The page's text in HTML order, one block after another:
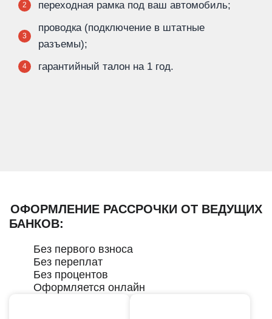
2 переходная рамка под ваш автомобиль;
3
проводка (подключение в штатные
разъемы);
4 гарантийный талон на 1 год.
ОФОРМЛЕНИЕ РАССРОЧКИ ОТ ВЕДУЩИХ
БАНКОВ:
Без первого взноса
Без переплат
Без процентов
Оформляется онлайн